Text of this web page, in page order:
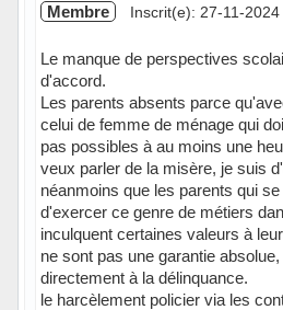
Membre Inscrit(e): 27-11-2024
Le manque de perspectives
d'accord.
Les parents absents parce
celui de femme de ménage qui
pas possibles à au moins une
veux parler de la misère, je suis
néanmoins que les parents qui
d'exercer ce genre de métiers
inculquent certaines valeurs à
ne sont pas une garantie
directement à la délinquance.
le harcèlement policier via les